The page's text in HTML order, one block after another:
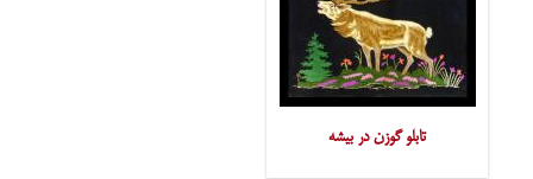
تابلو گوزن در بیشه